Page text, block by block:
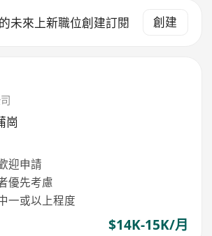
未來上新職位創建訂閱 創建
崗
迎申請
優先考慮
一或以上程度
$14K-15K/月